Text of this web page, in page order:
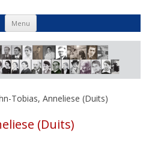
Menu Skip
content
Tobias, Anneliese (Duits)
(Duits)